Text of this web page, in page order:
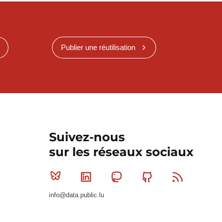
Publier une réutilisation
Suivez-nous
sur les réseaux sociaux
Bluesky Linkedin MastodonGithub
info@data.public.lu